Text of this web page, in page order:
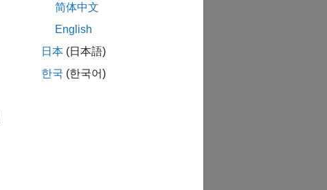
简体中文
English
日本 (日本語)
한국 (한국어)